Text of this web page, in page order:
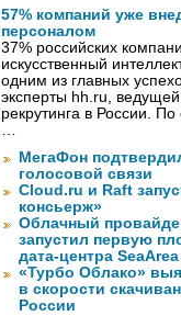
57% компаний уже
персоналом
37% российских
искусственный
одним из главных
эксперты hh.ru,
рекрутинга в России.
…
МегаФон
голосовой связи
Cloud.ru и Raft
консьерж»
Облачный
запустил первую
дата-центра
«Турбо Облако»
в скорости
России